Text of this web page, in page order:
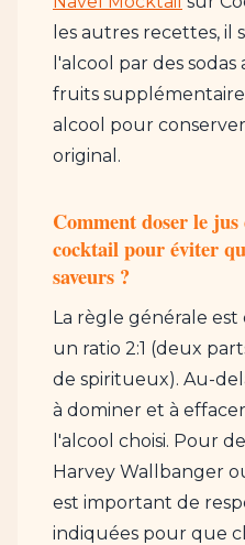
les autres recettes,
l'alcool par des sodas
fruits
alcool pour
original.
Comment doser le
cocktail pour éviter
saveurs ?
La règle générale est
un ratio 2:1 (deux
de spiritueux). Au-
à dominer et à
l'alcool choisi. Pour
Harvey Wallbanger
est important de
indiquées pour que